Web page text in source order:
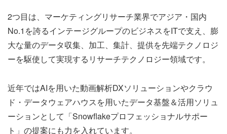
2つ目は、マーケティングリサーチ業界でアジア・国内
No.1を誇るインテージグループのビジネスをITで支え、膨
大な量のデータ収集、加工、集計、提供を先端テクノロジ
ーを駆使して実現するリサーチテクノロジー領域です。
近年ではAIを用いた動画解析DXソリューションやクラウ
ド・データウェアハウスを用いたデータ基盤＆活用ソリュ
ーションとして「Snowflakeプロフェッショナルサポー
ト」の提案にも力を入れています。